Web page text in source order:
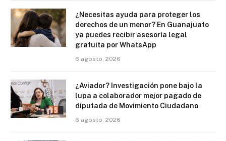
¿Necesitas ayuda para proteger los
derechos de un menor? En Guanajuato
ya puedes recibir asesoría legal
gratuita por WhatsApp
6 agosto, 2026
¿Aviador? Investigación pone bajo la
lupa a colaborador mejor pagado de
diputada de Movimiento Ciudadano
6 agosto, 2026